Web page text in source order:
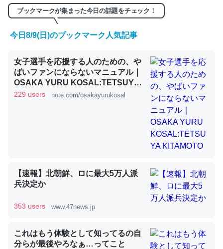
くらい。小説でいう「ずっと前の伏線」は回収されないけ
ど、短期記憶というには多い分量。進化すればするほど分
─GPTの仕組みと限界についての考察（１） - conceptualization
昆虫ってカルシウム少ないのか。知らんかった。調べたら
コオロギのカルシウム分はエビの600分の1程度。
─ニュース :: 【研究発表】昆虫学の大問題＝「昆虫はなぜ海にいな
ブックマークが集まった今日の話題をチェック！
今日8/9(日)のブックマーク人気記事
女子選手を応援する人のための、や
ばいファンにならないマニュアル｜
OSAKA YURU KOSAL:TETSUYA
KITAMOTO
229 users note.com/osakayurukosal
【速報】北朝鮮、ロに最大5万人派
兵決定か
353 users www.47news.jp
これはもう体験として知ってるの自
分らが最後やろなぁ…ってこと